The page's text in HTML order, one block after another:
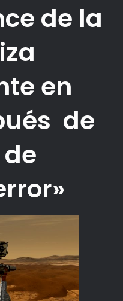
de la
en
de